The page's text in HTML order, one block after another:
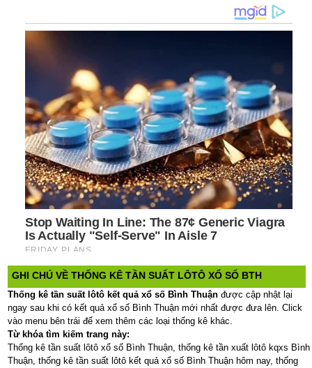
GHI CHÚ VỀ THỐNG KÊ TẦN SUẤT LÔTÔ XỔ SỐ BTH
Thống kê tần suất lôtô kết quả xổ số Bình Thuận được cập nhật lại
ngay sau khi có kết quả xổ số Bình Thuận mới nhất được đưa lên. Click
vào menu bên trái để xem thêm các loại thống kê khác.
Từ khóa tìm kiếm trang này:
Thống kê tần suất lôtô xổ số Bình Thuận, thống kê tần xuất lôtô kqxs Bình
Thuận, thống kê tần suất lôtô kết quả xổ số Bình Thuận hôm nay, thống